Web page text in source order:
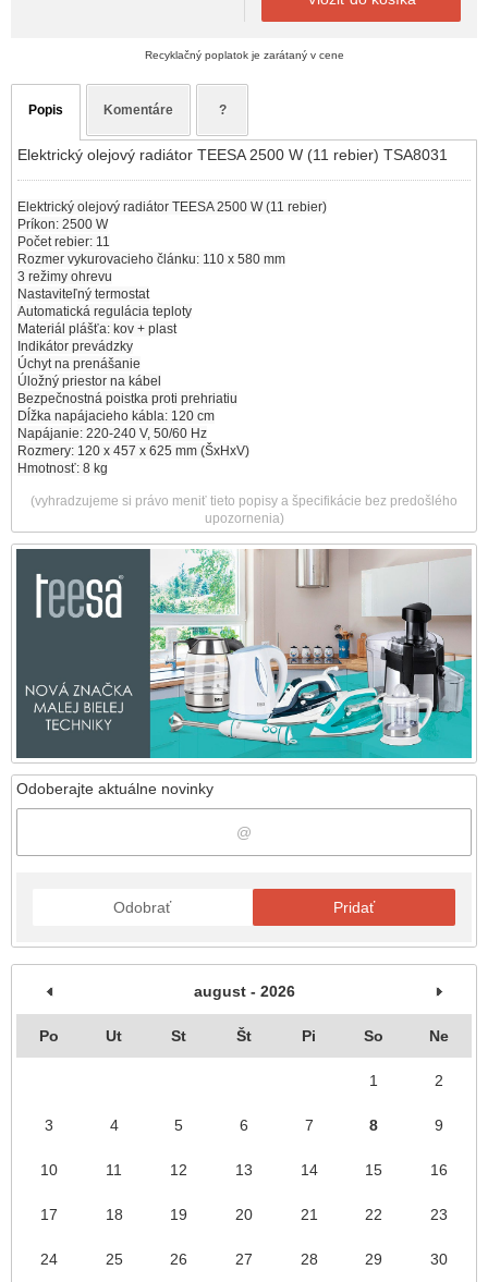
Odoberajte aktuálne novinky
Odobrať Pridať
august - 2026
Po Ut St Št Pi So Ne
1 2
3 4 5 6 7 8 9
10 11 12 13 14 15 16
17 18 19 20 21 22 23
24 25 26 27 28 29 30
Recyklačný poplatok je zarátaný v cene
Popis Komentáre ?
Elektrický olejový radiátor TEESA 2500 W (11 rebier) TSA8031
Elektrický olejový radiátor TEESA 2500 W (11 rebier)
Príkon: 2500 W
Počet rebier: 11
Rozmer vykurovacieho článku: 110 x 580 mm
3 režimy ohrevu
Nastaviteľný termostat
Automatická regulácia teploty
Materiál plášťa: kov + plast
Indikátor prevádzky
Úchyt na prenášanie
Úložný priestor na kábel
Bezpečnostná poistka proti prehriatiu
Dĺžka napájacieho kábla: 120 cm
Napájanie: 220-240 V, 50/60 Hz
Rozmery: 120 x 457 x 625 mm (ŠxHxV)
Hmotnosť: 8 kg
(vyhradzujeme si právo meniť tieto popisy a špecifikácie bez predošlého
upozornenia)